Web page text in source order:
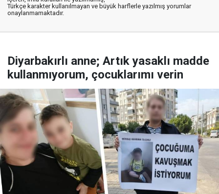
Türkçe karakter kullanılmayan ve büyük harflerle yazılmış yorumlar
onaylanmamaktadır.
Diyarbakırlı anne; Artık yasaklı madde
kullanmıyorum, çocuklarımı verin